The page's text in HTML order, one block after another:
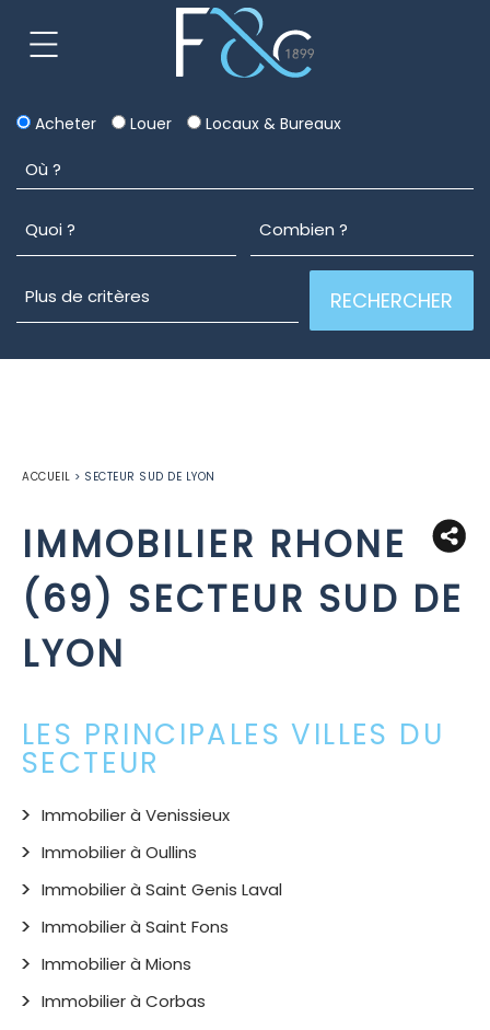
Acheter Louer Locaux & Bureaux
ACCUEIL > SECTEUR SUD DE LYON
IMMOBILIER RHONE
(69) SECTEUR SUD DE
LYON
LES PRINCIPALES VILLES DU
SECTEUR
Immobilier à Venissieux
Immobilier à Oullins
Immobilier à Saint Genis Laval
Immobilier à Saint Fons
Immobilier à Mions
Immobilier à Corbas